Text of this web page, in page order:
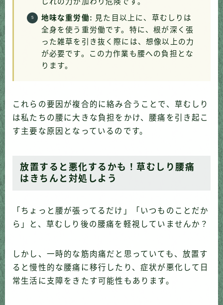
地味な重労働: 見た目以上に、草むしりは
全身を使う重労働です。特に、根が深く張
った雑草を引き抜く際には、想像以上の力
が必要です。この力作業も腰への負担とな
ります。
これらの要因が複合的に絡み合うことで、草むしり
は私たちの腰に大きな負担をかけ、腰痛を引き起こ
す主要な原因となっているのです。
放置すると悪化するかも！草むしり腰痛
はきちんと対処しよう
「ちょっと腰が張ってるだけ」「いつものことだか
ら」と、草むしり後の腰痛を軽視していませんか？
しかし、一時的な筋肉痛だと思っていても、放置す
ると慢性的な腰痛に移行したり、症状が悪化して日
常生活に支障をきたす可能性もあります。